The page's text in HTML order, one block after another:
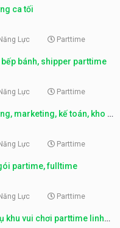
ca tối
Lực Parttime
bánh, shipper parttime
Lực Parttime
marketing, kế toán, kho –
Lực Parttime
partime, fulltime
Lực Parttime
khu vui chơi parttime linh